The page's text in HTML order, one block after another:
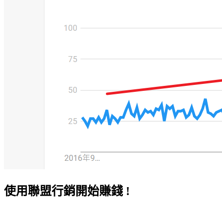
使用聯盟行銷開始賺錢 !